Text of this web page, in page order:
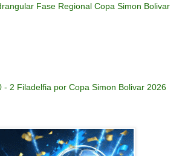
Fase Regional Copa Simon Bolivar
- 2 Filadelfia por Copa Simon Bolivar 2026